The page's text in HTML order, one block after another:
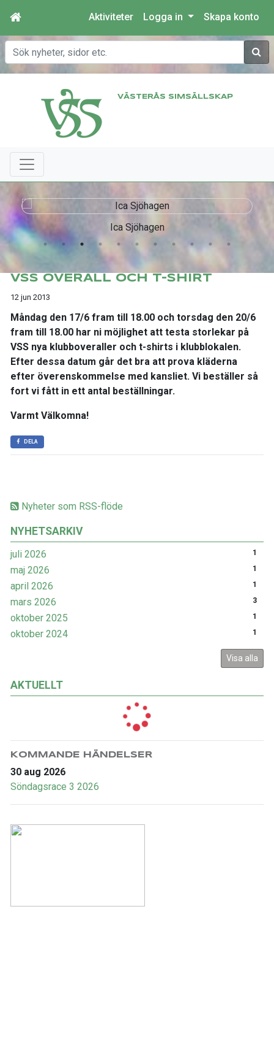
Aktiviteter Logga in Skapa konto
Sök
VÄSTERÅS SIMSÄLLSKAP
Ica Sjöhagen
Nyheter som RSS-flöde
NYHETSARKIV
juli 2026 1
maj 2026 1
april 2026 1
mars 2026 3
oktober 2025 1
oktober 2024 1
Visa alla
AKTUELLT
KOMMANDE HÄNDELSER
30 aug 2026
Söndagsrace 3 2026
VSS OVERALL OCH T-SHIRT
12 jun 2013
Måndag den 17/6 fram till 18.00 och torsdag den 20/6
fram till 18.00 har ni möjlighet att testa storlekar på
VSS nya klubboveraller och t-shirts i klubblokalen.
Efter dessa datum går det bra att prova kläderna
efter överenskommelse med kansliet. Vi beställer så
fort vi fått in ett antal beställningar.
Varmt Välkomna!
DELA